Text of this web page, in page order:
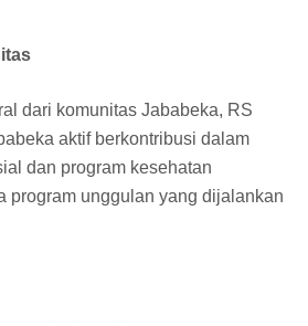
dari komunitas Jababeka, RS
aktif berkontribusi dalam
dan program kesehatan
program unggulan yang dijalankan